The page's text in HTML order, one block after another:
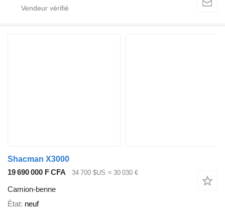
Shacman X3000
19 690 000 F CFA
34 700 $US ≈ 30 030 €
Camion-benne
État neuf